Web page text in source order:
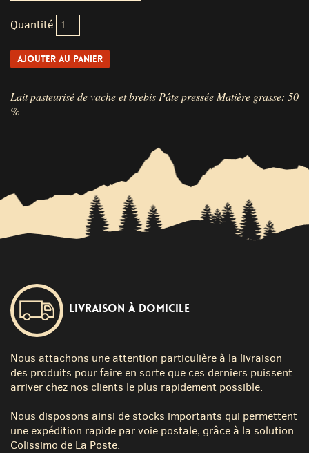
Quantité
Lait pasteurisé de vache et brebis Pâte pressée Matière grasse: 50
%
Livraison à domicile
Nous attachons une attention particulière à la livraison
des produits pour faire en sorte que ces derniers puissent
arriver chez nos clients le plus rapidement possible.
Nous disposons ainsi de stocks importants qui permettent
une expédition rapide par voie postale, grâce à la solution
Colissimo de La Poste.